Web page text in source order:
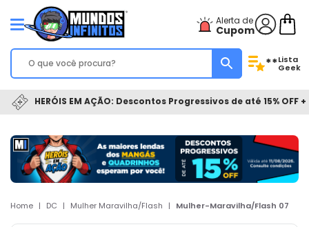
Alerta de
Cupom
**Lista
Geek
HERÓIS EM AÇÃO: Descontos Progressivos de até 15% OFF
Home | DC | Mulher Maravilha/Flash | Mulher-Maravilha/Flash 07